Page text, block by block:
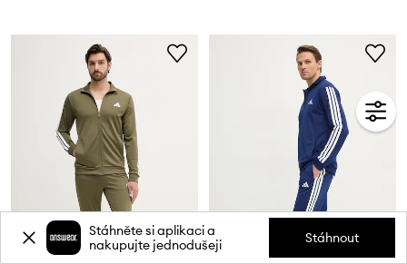
Stáhněte si aplikaci a
nakupujte jednodušeji
Stáhnout